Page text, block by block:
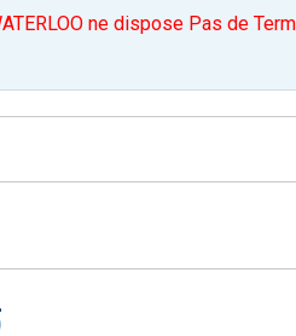
ne dispose Pas de